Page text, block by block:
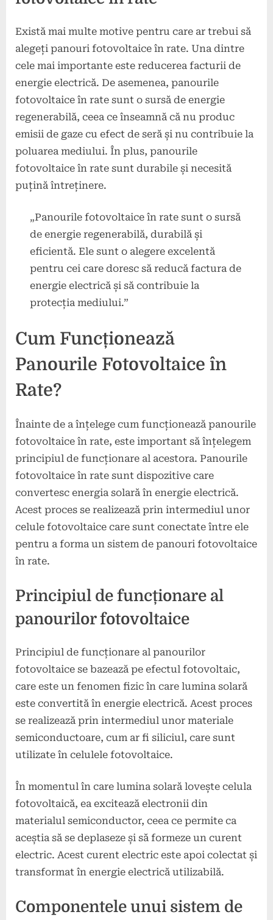
Există mai multe motive pentru care ar trebui să
alegeți panouri fotovoltaice în rate. Una dintre
cele mai importante este reducerea facturii de
energie electrică. De asemenea, panourile
fotovoltaice în rate sunt o sursă de energie
regenerabilă, ceea ce înseamnă că nu produc
emisii de gaze cu efect de seră și nu contribuie la
poluarea mediului. În plus, panourile
fotovoltaice în rate sunt durabile și necesită
puțină întreținere.
„Panourile fotovoltaice în rate sunt o sursă
de energie regenerabilă, durabilă și
eficientă. Ele sunt o alegere excelentă
pentru cei care doresc să reducă factura de
energie electrică și să contribuie la
protecția mediului.”
Cum Funcționează
Panourile Fotovoltaice în
Rate?
Înainte de a înțelege cum funcționează panourile
fotovoltaice în rate, este important să înțelegem
principiul de funcționare al acestora. Panourile
fotovoltaice în rate sunt dispozitive care
convertesc energia solară în energie electrică.
Acest proces se realizează prin intermediul unor
celule fotovoltaice care sunt conectate între ele
pentru a forma un sistem de panouri fotovoltaice
în rate.
Principiul de funcționare al
panourilor fotovoltaice
Principiul de funcționare al panourilor
fotovoltaice se bazează pe efectul fotovoltaic,
care este un fenomen fizic în care lumina solară
este convertită în energie electrică. Acest proces
se realizează prin intermediul unor materiale
semiconductoare, cum ar fi siliciul, care sunt
utilizate în celulele fotovoltaice.
În momentul în care lumina solară lovește celula
fotovoltaică, ea excitează electronii din
materialul semiconductor, ceea ce permite ca
aceștia să se deplaseze și să formeze un curent
electric. Acest curent electric este apoi colectat și
transformat în energie electrică utilizabilă.
Componentele unui sistem de